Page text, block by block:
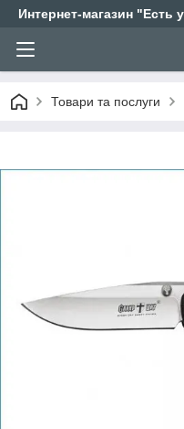
Интернет-магазин "Есть
Товари та послуги